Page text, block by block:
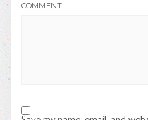
COMMENT